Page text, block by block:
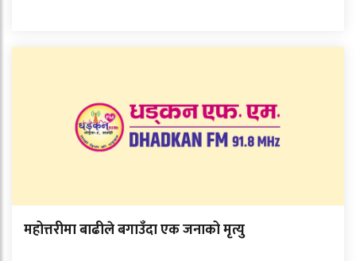
महोत्तरीमा बाढीले बगाउँदा एक जनाको मृत्यु